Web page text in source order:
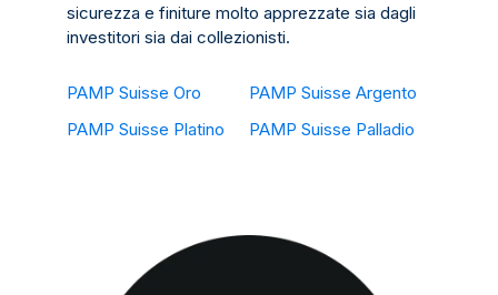
sicurezza e finiture molto apprezzate sia dagli
investitori sia dai collezionisti.
PAMP Suisse Oro
PAMP Suisse Argento
PAMP Suisse Platino
PAMP Suisse Palladio